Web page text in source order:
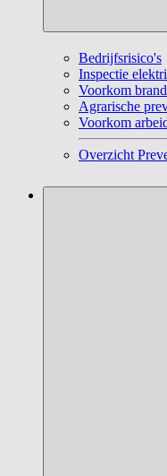
Bedrijfsrisico's
Inspectie
Voorkom brand
Agrarische
Voorkom
Overzicht